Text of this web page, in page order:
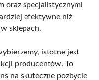
oraz specjalistycznymi
efektywne niż
sklepach.
istotne jest
producentów. To
na skuteczne pozbycie